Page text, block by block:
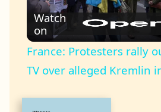
Watch
on
France: Protesters rally
TV over alleged Kremlin